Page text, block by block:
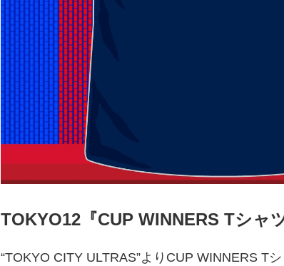
TOKYO12『CUP WINNERS Tシャ
“TOKYO CITY ULTRAS”よりCUP WINNERS Tシ